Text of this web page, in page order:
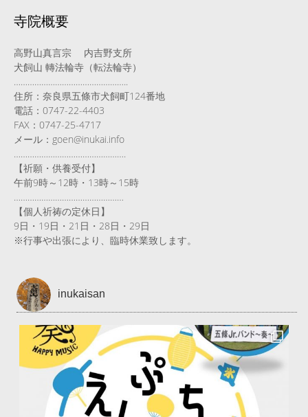
寺院概要
高野山真言宗 内吉野支所
犬飼山 轉法輪寺（転法輪寺）
…………………………………………..
住所：奈良県五條市犬飼町124番地
電話：0747-22-4403
FAX：0747-25-4717
メール：goen@inukai.info
………………………………………….
【祈願・供養受付】
午前9時～12時・13時～15時
…………………………………………
【個人祈祷の定休日】
9日・19日・21日・28日・29日
※行事や出張により、臨時休業致します。
inukaisan